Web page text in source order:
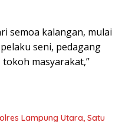
semoa kalangan, mulai
seni, pedagang
masyarakat,”
Lampung Utara, Satu